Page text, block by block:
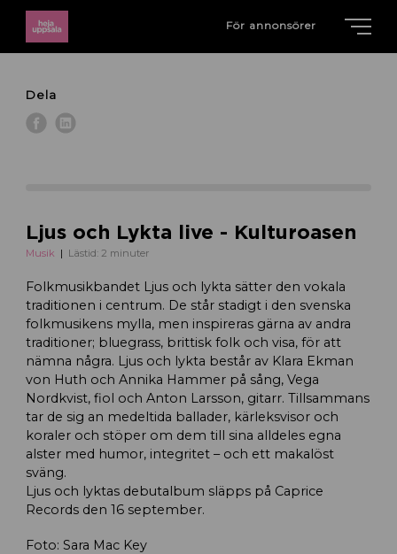
För annonsörer
Dela
Ljus och Lykta live - Kulturoasen
Musik Lästid: 2 minuter
Folkmusikbandet Ljus och lykta sätter den vokala
traditionen i centrum. De står stadigt i den svenska
folkmusikens mylla, men inspireras gärna av andra
traditioner; bluegrass, brittisk folk och visa, för att
nämna några. Ljus och lykta består av Klara Ekman
von Huth och Annika Hammer på sång, Vega
Nordkvist, fiol och Anton Larsson, gitarr. Tillsammans
tar de sig an medeltida ballader, kärleksvisor och
koraler och stöper om dem till sina alldeles egna
alster med humor, integritet – och ett makalöst
sväng.
Ljus och lyktas debutalbum släpps på Caprice
Records den 16 september.
Foto: Sara Mac Key